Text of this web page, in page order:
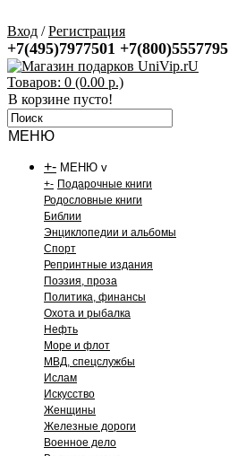
Вход /Регистрация
+7(495)7977501 +7(800)5557795
Товаров: 0 (0.00 р.)
В корзине пусто!
МЕНЮ
+- МЕНЮ v
+- Подарочные книги
Родословные книги
Библии
Энциклопедии и альбомы
Спорт
Репринтные издания
Поэзия, проза
Политика, финансы
Охота и рыбалка
Нефть
Море и флот
МВД, спецслужбы
Ислам
Искусство
Женщины
Железные дороги
Военное дело